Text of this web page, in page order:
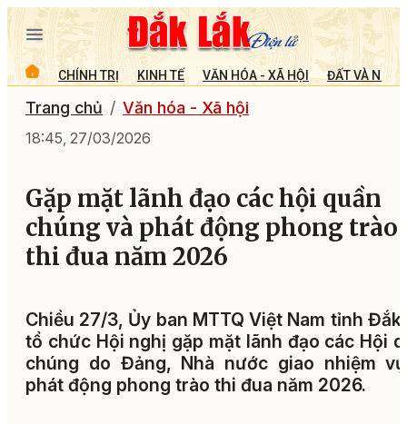
CHÍNH TRỊ KINH TẾ VĂN HÓA - XÃ HỘI ĐẤT VÀ
Trang chủ Văn hóa - Xã hội
18:45, 27/03/2026
Gặp mặt lãnh đạo các hội quần
chúng và phát động phong trào
thi đua năm 2026
Chiều 27/3, Ủy ban MTTQ Việt Nam tỉnh Đắk
tổ chức Hội nghị gặp mặt lãnh đạo các Hội
chúng do Đảng, Nhà nước giao nhiệm
phát động phong trào thi đua năm 2026.